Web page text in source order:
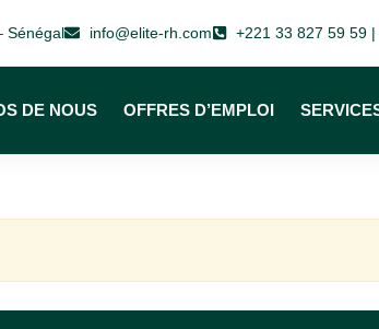
Sénégal info@elite-rh.com +221 33 827 59 59
DE NOUS OFFRES D’EMPLOI